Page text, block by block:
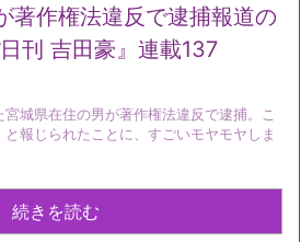
著作権法違反で逮捕報道の
刊 吉田豪』連載137
城県在住の男が著作権法違反で逮捕。こ
報じられたことに、すごいモヤモヤしま
続きを読む